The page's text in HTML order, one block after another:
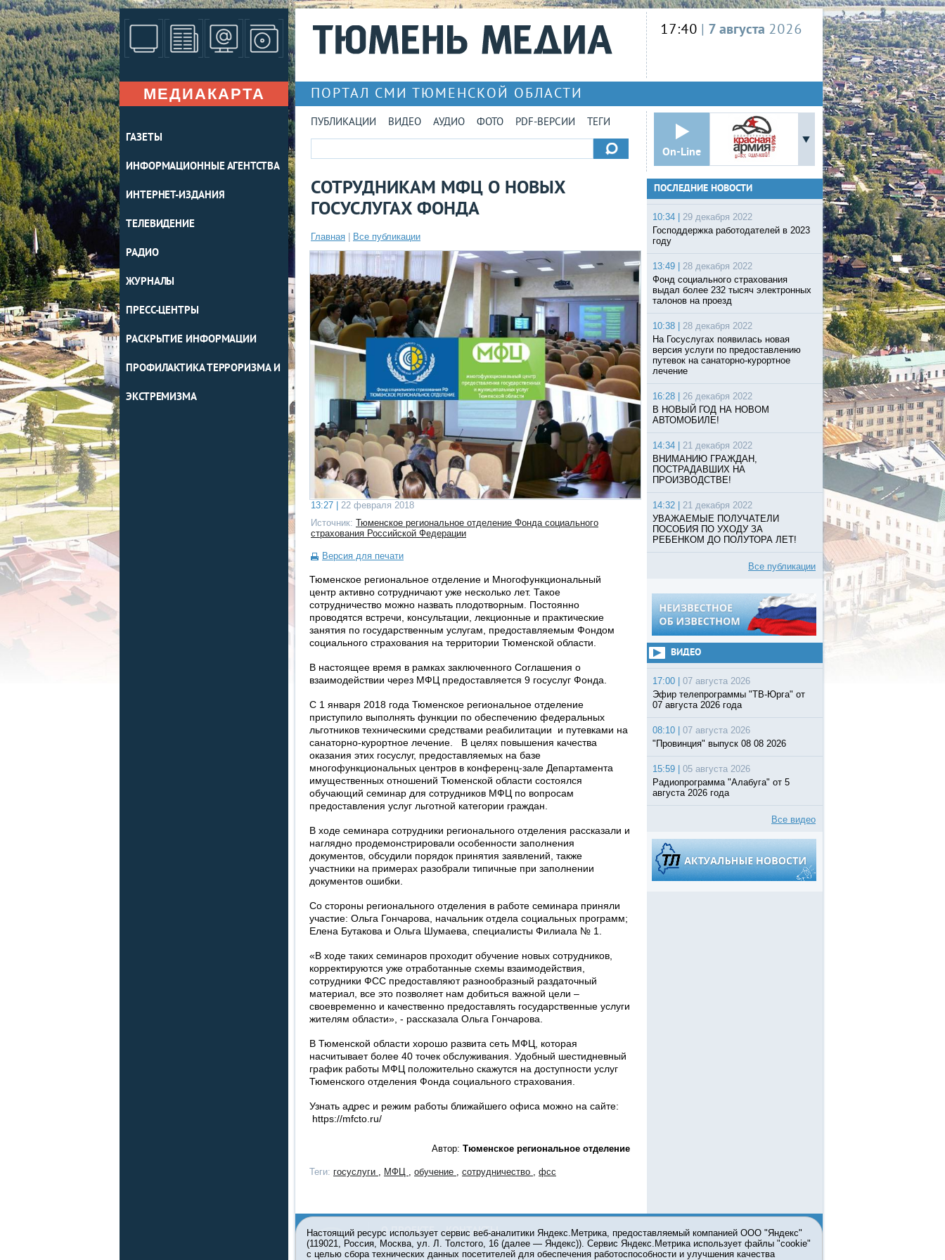
МЕДИАКАРТА
ГАЗЕТЫ
ИНФОРМАЦИОННЫЕ АГЕНТСТВА
ИНТЕРНЕТ-ИЗДАНИЯ
ТЕЛЕВИДЕНИЕ
РАДИО
ЖУРНАЛЫ
ПРЕСС-ЦЕНТРЫ
РАСКРЫТИЕ ИНФОРМАЦИИ
ПРОФИЛАКТИКА ТЕРРОРИЗМА И
ЭКСТРЕМИЗМА
17:40 | 7 августа 2026
ПОРТАЛ СМИ ТЮМЕНСКОЙ ОБЛАСТИ
ПУБЛИКАЦИИ ВИДЕО АУДИО ФОТО PDF-ВЕРСИИ ТЕГИ
On-Line
СОТРУДНИКАМ МФЦ О НОВЫХ
ГОСУСЛУГАХ ФОНДА
Главная Все публикации
13:27 | 22 февраля 2018
Источник: Тюменское региональное отделение Фонда социального
страхования Российской Федерации
Версия для печати
Тюменское региональное отделение и Многофункциональный
центр активно сотрудничают уже несколько лет. Такое
сотрудничество можно назвать плодотворным. Постоянно
проводятся встречи, консультации, лекционные и практические
занятия по государственным услугам, предоставляемым Фондом
социального страхования на территории Тюменской области.
В настоящее время в рамках заключенного Соглашения о
взаимодействии через МФЦ предоставляется 9 госуслуг Фонда.
С 1 января 2018 года Тюменское региональное отделение
приступило выполнять функции по обеспечению федеральных
льготников техническими средствами реабилитации и путевками на
санаторно-курортное лечение. В целях повышения качества
оказания этих госуслуг, предоставляемых на базе
многофункциональных центров в конференц-зале Департамента
имущественных отношений Тюменской области состоялся
обучающий семинар для сотрудников МФЦ по вопросам
предоставления услуг льготной категории граждан.
В ходе семинара сотрудники регионального отделения рассказали и
наглядно продемонстрировали особенности заполнения
документов, обсудили порядок принятия заявлений, также
участники на примерах разобрали типичные при заполнении
документов ошибки.
Со стороны регионального отделения в работе семинара приняли
участие: Ольга Гончарова, начальник отдела социальных программ;
Елена Бутакова и Ольга Шумаева, специалисты Филиала № 1.
«В ходе таких семинаров проходит обучение новых сотрудников,
корректируются уже отработанные схемы взаимодействия,
сотрудники ФСС предоставляют разнообразный раздаточный
материал, все это позволяет нам добиться важной цели –
своевременно и качественно предоставлять государственные услуги
жителям области», - рассказала Ольга Гончарова.
В Тюменской области хорошо развита сеть МФЦ, которая
насчитывает более 40 точек обслуживания. Удобный шестидневный
график работы МФЦ положительно скажутся на доступности услуг
Тюменского отделения Фонда социального страхования.
Узнать адрес и режим работы ближайшего офиса можно на сайте:
https://mfcto.ru/
Автор: Тюменское региональное отделение
Теги: госуслуги МФЦ обучение сотрудничество фсс
ПОСЛЕДНИЕ НОВОСТИ
10:34 |
29 декабря 2022
Господдержка работодателей в 2023
году
13:49 |
28 декабря 2022
Фонд социального страхования
выдал более 232 тысяч электронных
талонов на проезд
10:38 |
28 декабря 2022
На Госуслугах появилась новая
версия услуги по предоставлению
путевок на санаторно-курортное
лечение
16:28 |
26 декабря 2022
В НОВЫЙ ГОД НА НОВОМ
АВТОМОБИЛЕ!
14:34 |
21 декабря 2022
ВНИМАНИЮ ГРАЖДАН,
ПОСТРАДАВШИХ НА
ПРОИЗВОДСТВЕ!
14:32 |
21 декабря 2022
УВАЖАЕМЫЕ ПОЛУЧАТЕЛИ
ПОСОБИЯ ПО УХОДУ ЗА
РЕБЕНКОМ ДО ПОЛУТОРА ЛЕТ!
Все публикации
ВИДЕО
17:00 |
07 августа 2026
Эфир телепрограммы "ТВ-Юрга" от
07 августа 2026 года
08:10 |
07 августа 2026
"Провинция" выпуск 08 08 2026
15:59 |
05 августа 2026
Радиопрограмма "Алабуга" от 5
августа 2026 года
Все видео
О ПРОЕКТЕ КОНТАКТЫ
© 2001-2026 Сетевое издание Тюмень Медиа. При использовании материалов ссылка
Настоящий ресурс использует сервис веб-аналитики Яндекс.Метрика, предоставляемый компанией ООО "Яндекс"
(119021, Россия, Москва, ул. Л. Толстого, 16 (далее — Яндекс)). Сервис Яндекс.Метрика использует файлы "cookie"
с целью сбора технических данных посетителей для обеспечения работоспособности и улучшения качества